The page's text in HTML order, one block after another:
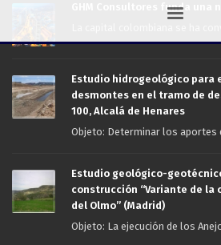
GHM Consultores funda una
Estudio hidrogeológico para
desmontes en el tramo de
100, Alcalá de Henares
Objeto: Determinar los aportes
Estudio geológico-
construcción “Variante de la
del Olmo” (Madrid)
Objeto: La ejecución de los